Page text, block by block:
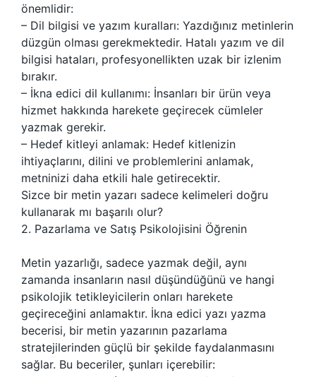
önemlidir:
– Dil bilgisi ve yazım kuralları: Yazdığınız metinlerin
düzgün olması gerekmektedir. Hatalı yazım ve dil
bilgisi hataları, profesyonellikten uzak bir izlenim
bırakır.
– İkna edici dil kullanımı: İnsanları bir ürün veya
hizmet hakkında harekete geçirecek cümleler
yazmak gerekir.
– Hedef kitleyi anlamak: Hedef kitlenizin
ihtiyaçlarını, dilini ve problemlerini anlamak,
metninizi daha etkili hale getirecektir.
Sizce bir metin yazarı sadece kelimeleri doğru
kullanarak mı başarılı olur?
2. Pazarlama ve Satış Psikolojisini Öğrenin
Metin yazarlığı, sadece yazmak değil, aynı
zamanda insanların nasıl düşündüğünü ve hangi
psikolojik tetikleyicilerin onları harekete
geçireceğini anlamaktır. İkna edici yazı yazma
becerisi, bir metin yazarının pazarlama
stratejilerinden güçlü bir şekilde faydalanmasını
sağlar. Bu beceriler, şunları içerebilir: